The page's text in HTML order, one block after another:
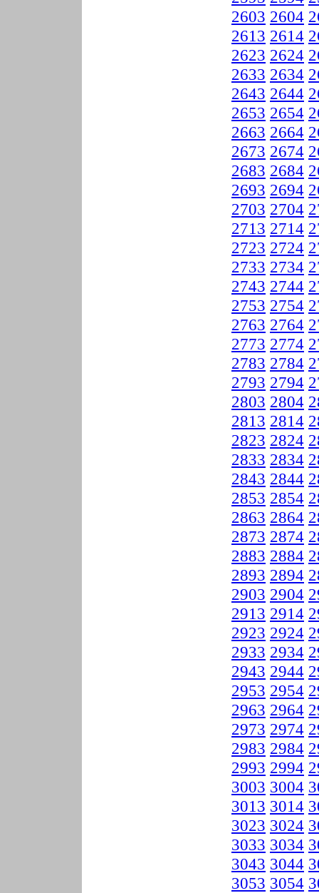
2603 2604
2613 2614
2623 2624
2633 2634
2643 2644
2653 2654
2663 2664
2673 2674
2683 2684
2693 2694
2703 2704
2713 2714
2723 2724
2733 2734
2743 2744
2753 2754
2763 2764
2773 2774
2783 2784
2793 2794
2803 2804
2813 2814
2823 2824
2833 2834
2843 2844
2853 2854
2863 2864
2873 2874
2883 2884
2893 2894
2903 2904
2913 2914
2923 2924
2933 2934
2943 2944
2953 2954
2963 2964
2973 2974
2983 2984
2993 2994
3003 3004
3013 3014
3023 3024
3033 3034
3043 3044
3053 3054